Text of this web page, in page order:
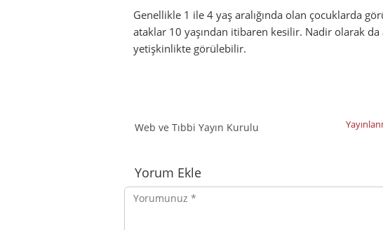
Genellikle 1 ile 4 yaş aralığında olan çocuklarda
ataklar 10 yaşından itibaren kesilir. Nadir olarak
yetişkinlikte görülebilir.
Web ve Tıbbi Yayın Kurulu
Yorumlar
Yorum Ekle
Yorumunuz